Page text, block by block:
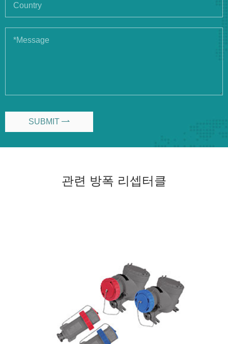
SUBMIT 
관련 방폭 리셉터클